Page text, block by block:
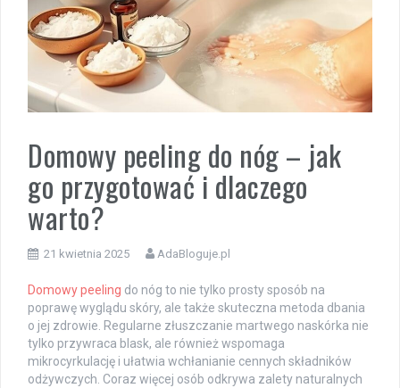
Domowy peeling do nóg – jak
go przygotować i dlaczego
warto?
21 kwietnia 2025 AdaBloguje.pl
Domowy peeling do nóg to nie tylko prosty sposób na
poprawę wyglądu skóry, ale także skuteczna metoda dbania
o jej zdrowie. Regularne złuszczanie martwego naskórka nie
tylko przywraca blask, ale również wspomaga
mikrocyrkulację i ułatwia wchłanianie cennych składników
odżywczych. Coraz więcej osób odkrywa zalety naturalnych